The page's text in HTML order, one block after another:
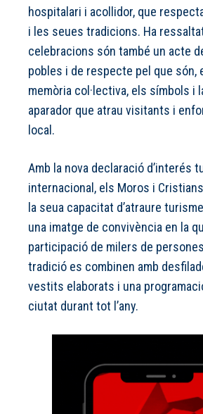
hospitalari i acollidor, que
i les seues tradicions. Ha
celebracions són també un acte
pobles i de respecte pel que són,
memòria col·lectiva, els símbols i
aparador que atrau visitants i
local.
Amb la nova declaració d’interés
internacional, els Moros i
la seua capacitat d’atraure
una imatge de convivència en la
participació de milers de
tradició es combinen amb
vestits elaborats i una
ciutat durant tot l’any.